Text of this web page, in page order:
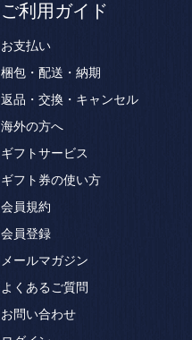
ご利用ガイド
お支払い
梱包・配送・納期
返品・交換・キャンセル
海外の方へ
ギフトサービス
ギフト券の使い方
会員規約
会員登録
メールマガジン
よくあるご質問
お問い合わせ